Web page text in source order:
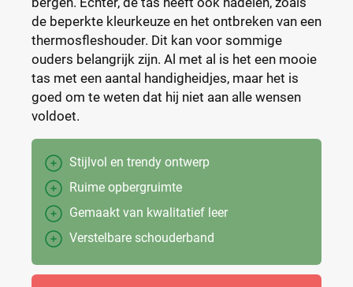
de beperkte kleurkeuze en het ontbreken van een
thermosfleshouder. Dit kan voor sommige
ouders belangrijk zijn. Al met al is het een mooie
tas met een aantal handigheidjes, maar het is
goed om te weten dat hij niet aan alle wensen
voldoet.
Stijlvol en trendy ontwerp
Ruime opbergruimte
Gemaakt van kwalitatief leer
Verstelbare schouderband